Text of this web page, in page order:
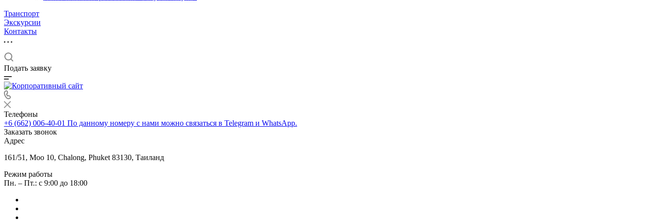
Транспорт
Экскурсии
Контакты
Подать заявку
Телефоны
+6 (662) 006-40-01 По данному номеру с нами можно связаться в Telegram и WhatsApp.
Заказать звонок
Адрес
161/51, Moo 10, Chalong, Phuket 83130, Таиланд
Режим работы
Пн. – Пт.: с 9:00 до 18:00